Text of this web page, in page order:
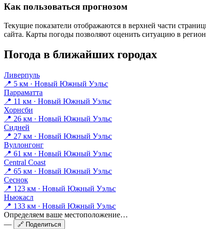
Как пользоваться прогнозом
Текущие показатели отображаются в верхней части
сайта. Карты погоды позволяют оценить ситуацию в
Погода в ближайших городах
Ливерпуль
📍 5 км · Новый Южный Уэльс
Парраматта
📍 11 км · Новый Южный Уэльс
Хорнсби
📍 26 км · Новый Южный Уэльс
Сидней
📍 27 км · Новый Южный Уэльс
Вуллонгонг
📍 61 км · Новый Южный Уэльс
Central Coast
📍 65 км · Новый Южный Уэльс
Сеснок
📍 123 км · Новый Южный Уэльс
Ньюкасл
📍 133 км · Новый Южный Уэльс
Определяем ваше местоположение…
—
🔗 Поделиться